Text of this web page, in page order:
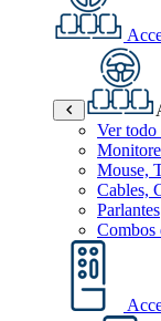
Ver todo
Mouse,
Cables,
Parlantes
Combos